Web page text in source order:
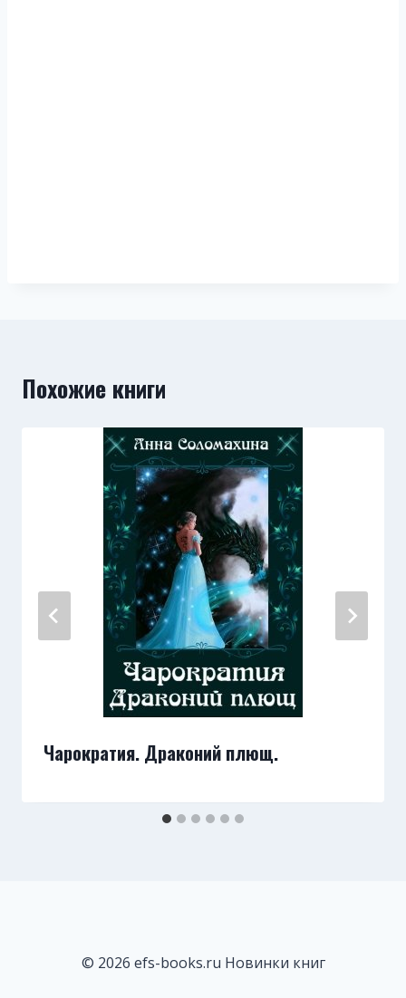
Похожие книги
Чарократия. Драконий плющ.
© 2026 efs-books.ru Новинки книг